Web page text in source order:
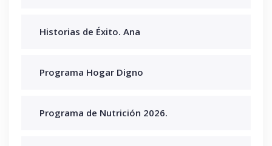
Historias de Éxito. Ana
Programa Hogar Digno
Programa de Nutrición 2026.